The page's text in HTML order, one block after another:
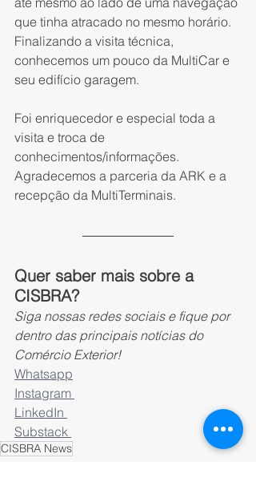
que tinha atracado no mesmo horário.
Finalizando a visita técnica,
conhecemos um pouco da MultiCar e
seu edifício garagem.
Foi enriquecedor e especial toda a
visita e troca de
conhecimentos/informações.
Agradecemos a parceria da ARK e a
recepção da MultiTerminais.
Quer saber mais sobre a
CISBRA?
Siga nossas redes sociais e fique por
dentro das principais notícias do
Comércio Exterior!
Whatsapp
Instagram
LinkedIn
Substack
CISBRA News